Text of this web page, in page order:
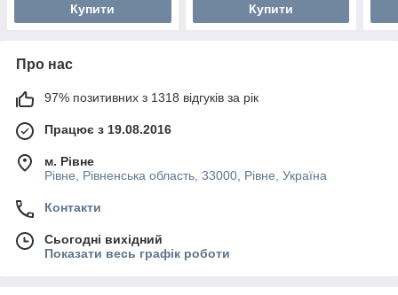
Купити Купити
Про нас
97% позитивних з 1318 відгуків за рік
Працює з 19.08.2016
м. Рівне
Рівне, Рівненська область, 33000, Рівне, Україна
Контакти
Сьогодні вихідний
Показати весь графік роботи